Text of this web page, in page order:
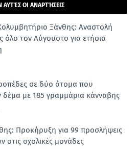
ΟΙ ΑΝΑΡΤΉΣΕΙΣ
Ξάνθης: Αναστολή
όλο τον Αύγουστο για ετήσια
σε δύο άτομα που
δέμα με 185 γραμμάρια κάνναβης
Προκήρυξη για 99 προσλήψεις
στις σχολικές μονάδες